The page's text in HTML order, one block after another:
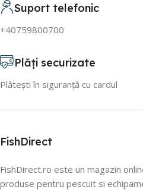
Suport telefonic
+40759800700
Plăți securizate
Plătești în siguranță cu cardul
FishDirect
FishDirect.ro este un magazin
produse pentru pescuit si